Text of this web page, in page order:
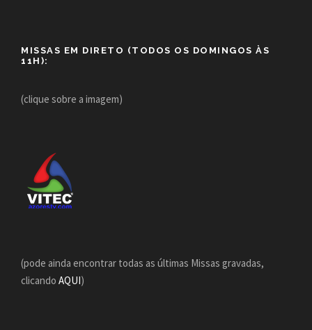
MISSAS EM DIRETO (TODOS OS DOMINGOS ÀS
11H):
(clique sobre a imagem)
(pode ainda encontrar todas as últimas Missas gravadas,
clicando AQUI)